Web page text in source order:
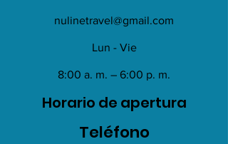
nulinetravel@gmail.com
Lun - Vie
8:00 a. m. – 6:00 p. m.
Horario de apertura
Teléfono